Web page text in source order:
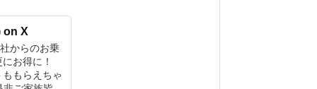
on X
からのお乗
お得に！
もらえちゃ